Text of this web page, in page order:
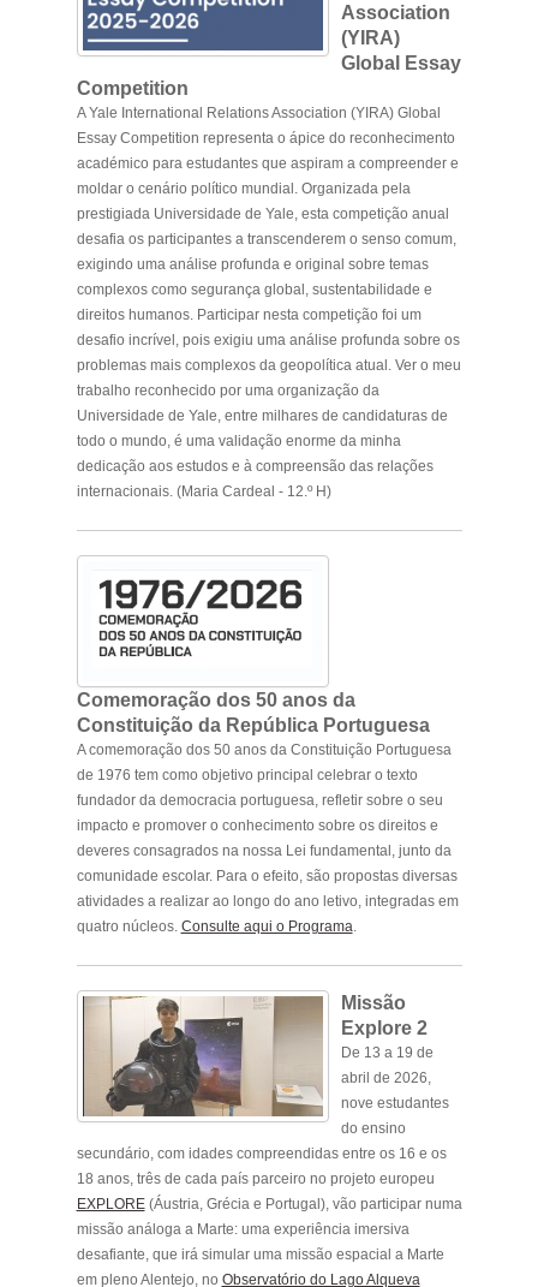
Association
(YIRA)
Global Essay
Competition
A Yale International Relations Association (YIRA) Global
Essay Competition representa o ápice do reconhecimento
académico para estudantes que aspiram a compreender e
moldar o cenário político mundial. Organizada pela
prestigiada Universidade de Yale, esta competição anual
desafia os participantes a transcenderem o senso comum,
exigindo uma análise profunda e original sobre temas
complexos como segurança global, sustentabilidade e
direitos humanos. Participar nesta competição foi um
desafio incrível, pois exigiu uma análise profunda sobre os
problemas mais complexos da geopolítica atual. Ver o meu
trabalho reconhecido por uma organização da
Universidade de Yale, entre milhares de candidaturas de
todo o mundo, é uma validação enorme da minha
dedicação aos estudos e à compreensão das relações
internacionais. (Maria Cardeal - 12.º H)
Comemoração dos 50 anos da
Constituição da República Portuguesa
A comemoração dos 50 anos da Constituição Portuguesa
de 1976 tem como objetivo principal celebrar o texto
fundador da democracia portuguesa, refletir sobre o seu
impacto e promover o conhecimento sobre os direitos e
deveres consagrados na nossa Lei fundamental, junto da
comunidade escolar. Para o efeito, são propostas diversas
atividades a realizar ao longo do ano letivo, integradas em
quatro núcleos. Consulte aqui o Programa
Missão
Explore 2
De 13 a 19 de
abril de 2026,
nove estudantes
do ensino
secundário, com idades compreendidas entre os 16 e os
18 anos, três de cada país parceiro no projeto europeu
EXPLORE(Áustria, Grécia e Portugal), vão participar numa
missão análoga a Marte: uma experiência imersiva
desafiante, que irá simular uma missão espacial a Marte
em pleno Alentejo, no Observatório do Lago Alqueva